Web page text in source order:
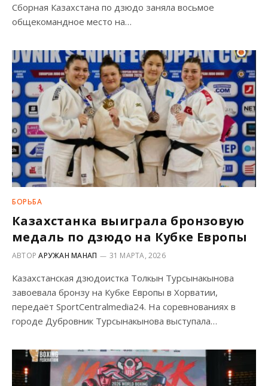
Сборная Казахстана по дзюдо заняла восьмое
общекомандное место на…
БОРЬБА
Казахстанка выиграла бронзовую
медаль по дзюдо на Кубке Европы
АВТОРАРУЖАН МАНАП 31 МАРТА, 2026
Казахстанская дзюдоистка Толкын Турсынакынова
завоевала бронзу на Кубке Европы в Хорватии,
передаёт SportCentralmedia24. На соревнованиях в
городе Дубровник Турсынакынова выступала…